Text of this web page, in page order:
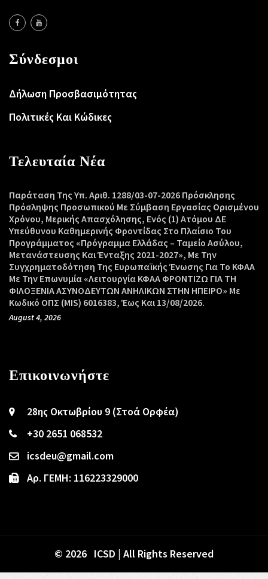
Σύνδεσμοι
Δήλωση Προσβασιμότητας
Πολιτικές Και Κώδικες
Τελευταία Νέα
Παράταση Της Υπ. Αριθ. 1288/03-07-2026 Πρόσκλησης
Πρόσληψης Προσωπικού Με Σύμβαση Εργασίας Ορισμένου
Χρόνου, Μερικής Απασχόλησης, Ενός (1) Ατόμου ΔΕ
Υπεύθυνου Καθημερινής Φροντίδας Στο Πλαίσιο Του
Προγράμματος «Πρόγραμμα Ελλάδας – Ταμείο Ασύλου,
Μετανάστευσης Και Ένταξης 2021-2027», Με Την
Συγχρηματοδότηση Της Ευρωπαϊκής Ένωσης Για Το ΚΦΑΑ
Με Την Επωνυμία «Λειτουργία ΚΦΑΑ ΦΡΟΝΤΙΖΩ ΓΙΑ ΤΗ
ΦΙΛΟΞΕΝΙΑ ΑΣΥΝΟΔΕΥΤΩΝ ΑΝΗΛΙΚΩΝ ΣΤΗΝ ΗΠΕΙΡΟ» Με
Κωδικό ΟΠΣ (MIS) 6016383, Έως Και 13/08/2026.
August 4, 2026
Επικοινωνήστε
28ης Οκτωβρίου 9 (Στοά Ορφέα)
+30 2651 068532
icsdeu@gmail.com
Αρ. ΓΕΜΗ: 116223329000
© 2026 ICSD | All Rights Reserved